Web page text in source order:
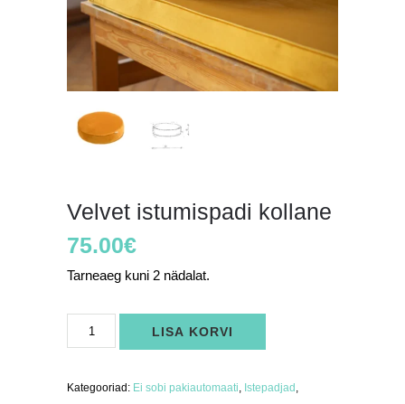
Velvet istumispadi kollane
75.00€
Tarneaeg kuni 2 nädalat.
istumispadi
kollane
LISA KORVI
Kategooriad: Ei sobi pakiautomaati, Istepadjad ,